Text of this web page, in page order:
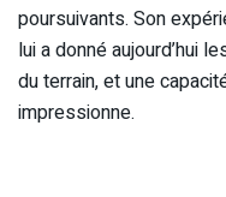
poursuivants. Son
lui a donné aujourd’hui
du terrain, et une
impressionne.